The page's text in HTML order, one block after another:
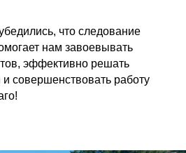
что следование
нам завоевывать
эффективно решать
совершенствовать работу